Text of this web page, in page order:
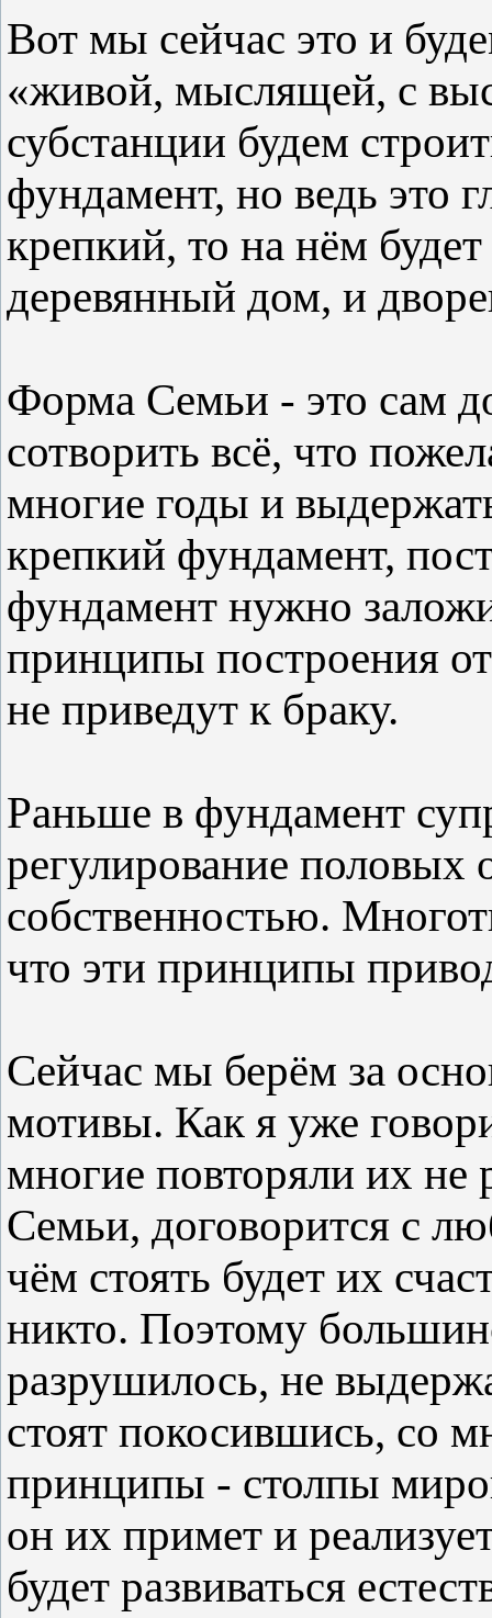
Вот мы сейчас это и
«живой, мыслящей, с
субстанции будем
фундамент, но ведь это
крепкий, то на нём
деревянный дом, и
Форма Семьи - это сам
сотворить всё, что
многие годы и
крепкий фундамент,
фундамент нужно
принципы построения
не приведут к браку.
Раньше в фундамент
регулирование
собственностью.
что эти принципы
Сейчас мы берём за
мотивы. Как я уже
многие повторяли их не
Семьи, договорится с
чём стоять будет их
никто. Поэтому
разрушилось, не
стоят покосившись, со
принципы - столпы
он их примет и
будет развиваться